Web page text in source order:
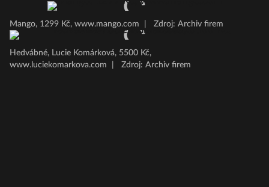
Mango, 1299 Kč, www.mango.com Zdroj: Archiv firem
Hedvábné, Lucie Komárková, 5500 Kč,
www.luciekomarkova.com
Zdroj: Archiv firem